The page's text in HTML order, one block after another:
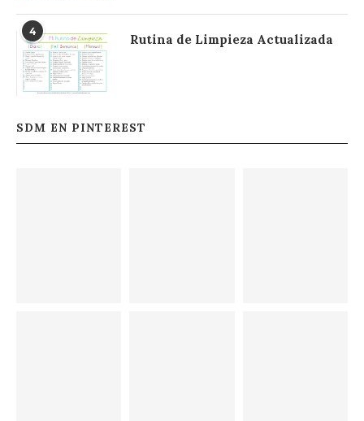
4
Rutina de Limpieza Actualizada
SDM EN PINTEREST